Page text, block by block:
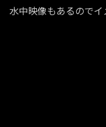
水中映像もあるのでイ